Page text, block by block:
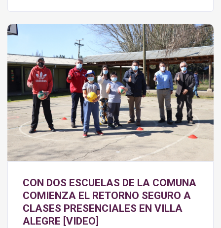
SALUD
TURISMO
MEDIO AMBIENTE
CON DOS ESCUELAS DE LA COMUNA
COMIENZA EL RETORNO SEGURO A
CLASES PRESENCIALES EN VILLA
ALEGRE [VIDEO]